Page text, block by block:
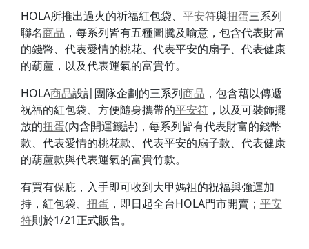
HOLA所推出過火的祈福紅包袋、 平安符與扭蛋三系列
聯名商品 ，每系列皆有五種圖騰及喻意，包含代表財富
的錢幣、代表愛情的桃花、代表平安的扇子、代表健康
的葫蘆，以及代表運氣的富貴竹。
HOLA商品設計團隊企劃的三系列商品 ，包含藉以傳遞
祝福的紅包袋、方便隨身攜帶的平安符，以及可裝飾擺
放的扭蛋(內含開運籤詩)，每系列皆有代表財富的錢幣
款、代表愛情的桃花款、代表平安的扇子款、代表健康
的葫蘆款與代表運氣的富貴竹款。
有買有保庇，入手即可收到大甲媽祖的祝福與強運加
持，紅包袋、 扭蛋 ，即日起全台HOLA門市開賣； 平安
符則於1/21正式販售。